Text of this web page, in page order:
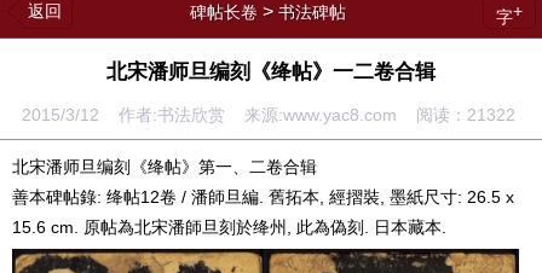
返回 碑帖长卷 >书法碑帖 字+
北宋潘师旦编刻《绛帖》一二卷合辑
2015/3/12 作者:书法欣赏 来源:www.yac8.com 阅读： 21322
北宋潘师旦编刻《绛帖》第一、二卷合辑
善本碑帖錄: 绛帖12卷 / 潘師旦編. 舊拓本, 經摺裝, 墨紙尺寸: 26.5 x
15.6 cm. 原帖為北宋潘師旦刻於绛州, 此為偽刻. 日本藏本.